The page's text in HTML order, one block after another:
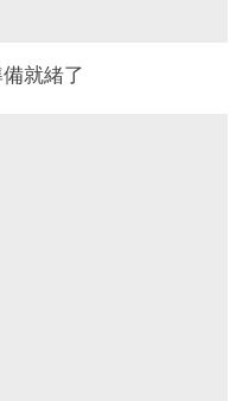
就緒了